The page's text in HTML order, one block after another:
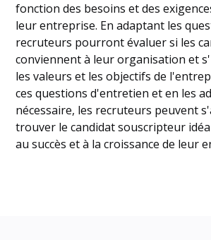
fonction des besoins et des
leur entreprise. En adaptant les
recruteurs pourront évaluer si les
conviennent à leur organisation et
les valeurs et les objectifs de
ces questions d'entretien et en les
nécessaire, les recruteurs peuvent
trouver le candidat souscripteur
au succès et à la croissance de leur